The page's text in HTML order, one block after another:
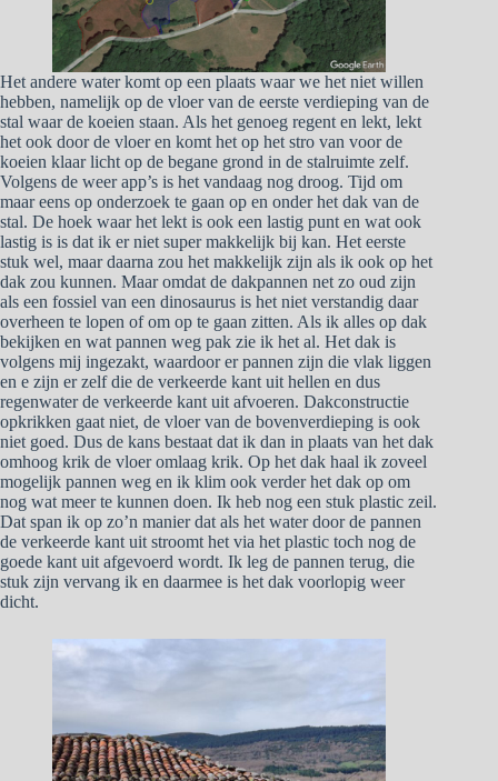
Het andere water komt op een plaats waar we het niet willen
hebben, namelijk op de vloer van de eerste verdieping van de
stal waar de koeien staan. Als het genoeg regent en lekt, lekt
het ook door de vloer en komt het op het stro van voor de
koeien klaar licht op de begane grond in de stalruimte zelf.
Volgens de weer app’s is het vandaag nog droog. Tijd om
maar eens op onderzoek te gaan op en onder het dak van de
stal. De hoek waar het lekt is ook een lastig punt en wat ook
lastig is is dat ik er niet super makkelijk bij kan. Het eerste
stuk wel, maar daarna zou het makkelijk zijn als ik ook op het
dak zou kunnen. Maar omdat de dakpannen net zo oud zijn
als een fossiel van een dinosaurus is het niet verstandig daar
overheen te lopen of om op te gaan zitten. Als ik alles op dak
bekijken en wat pannen weg pak zie ik het al. Het dak is
volgens mij ingezakt, waardoor er pannen zijn die vlak liggen
en e zijn er zelf die de verkeerde kant uit hellen en dus
regenwater de verkeerde kant uit afvoeren. Dakconstructie
opkrikken gaat niet, de vloer van de bovenverdieping is ook
niet goed. Dus de kans bestaat dat ik dan in plaats van het dak
omhoog krik de vloer omlaag krik. Op het dak haal ik zoveel
mogelijk pannen weg en ik klim ook verder het dak op om
nog wat meer te kunnen doen. Ik heb nog een stuk plastic zeil.
Dat span ik op zo’n manier dat als het water door de pannen
de verkeerde kant uit stroomt het via het plastic toch nog de
goede kant uit afgevoerd wordt. Ik leg de pannen terug, die
stuk zijn vervang ik en daarmee is het dak voorlopig weer
dicht.